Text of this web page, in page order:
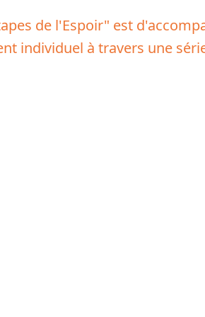
de l'Espoir" est
individuel à travers une